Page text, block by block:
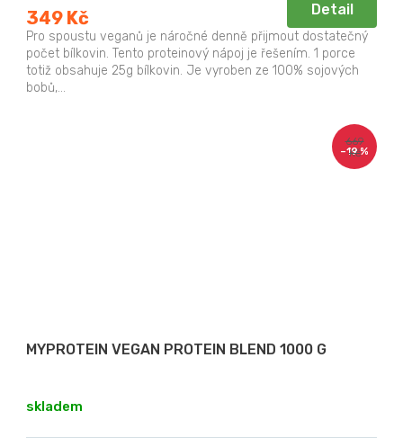
349 Kč Detail
Pro spoustu veganů je náročné denně přijmout dostatečný
počet bílkovin. Tento proteinový nápoj je řešením. 1 porce
totiž obsahuje 25g bílkovin. Je vyroben ze 100% sojových
bobů,...
669
Kč
–19 %
MYPROTEIN VEGAN PROTEIN BLEND 1000 G
skladem